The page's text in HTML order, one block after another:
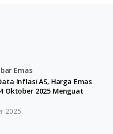
Emas
Inflasi AS, Harga Emas
Oktober 2025 Menguat
2025